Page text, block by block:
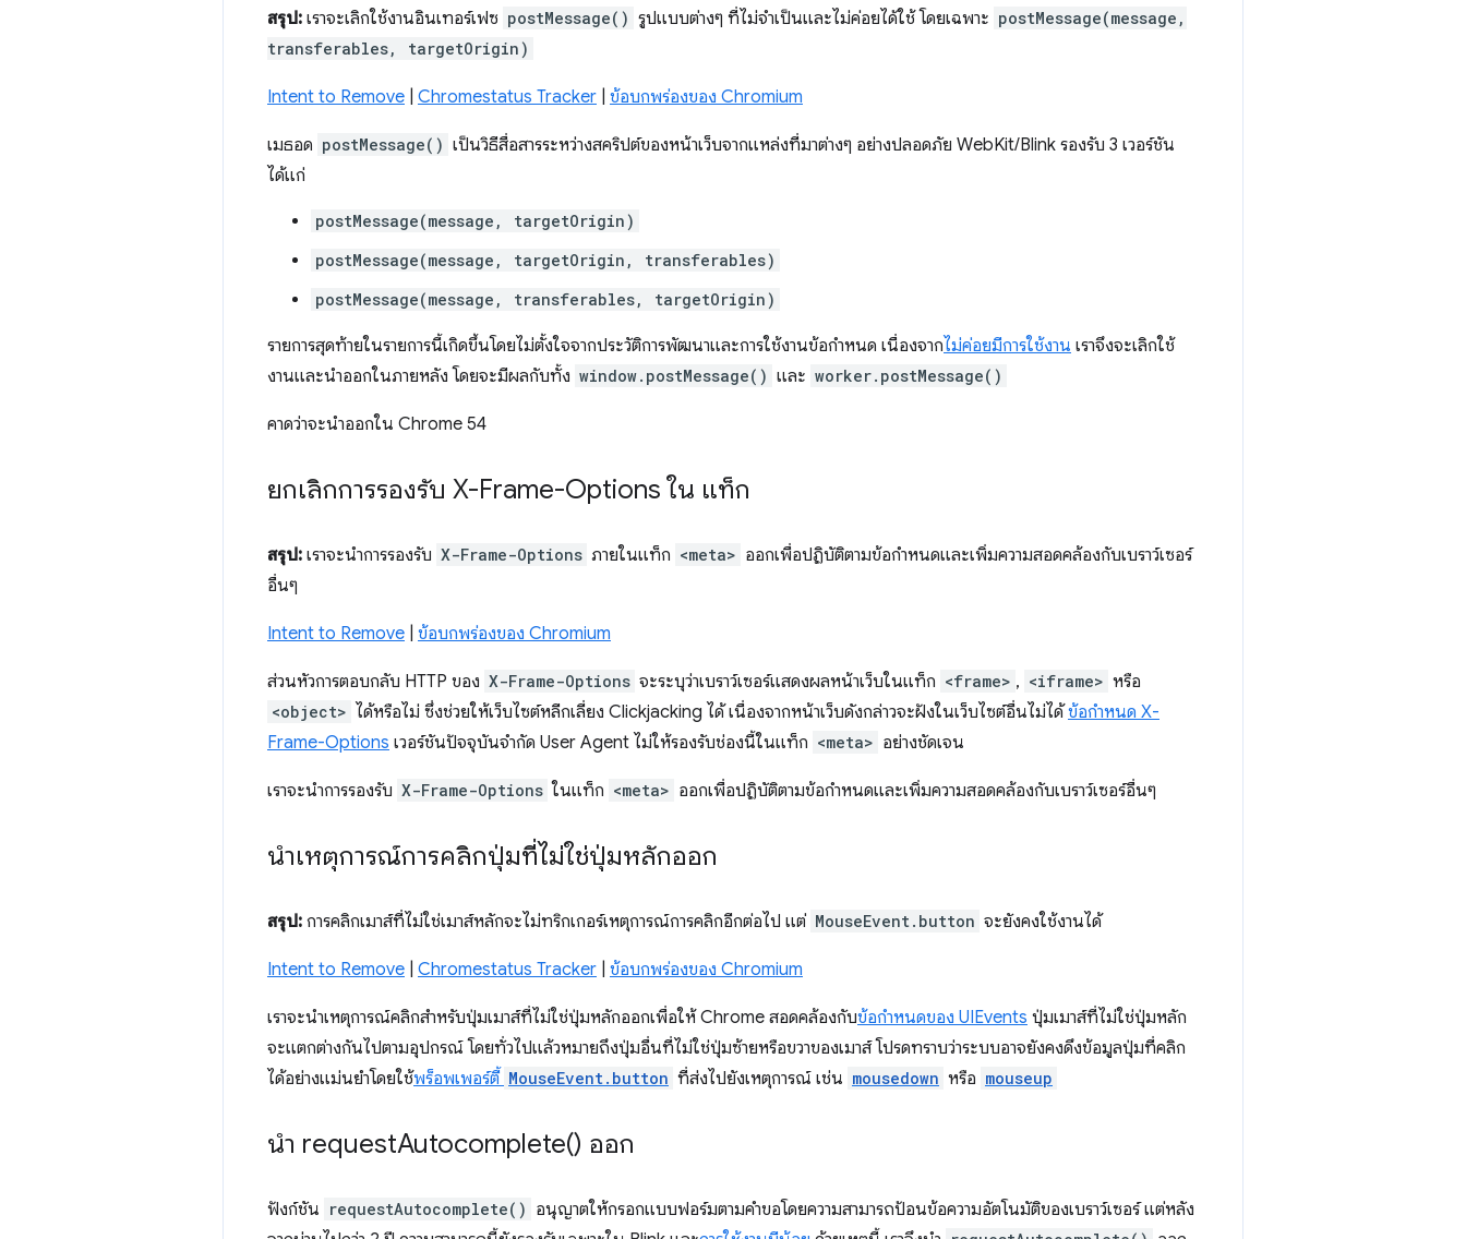
สรุป: เราจะเลิกใช้งานอินเทอร์เฟซ postMessage() รูปแบบต่างๆ ที่ไม่จำเป็นและไม่ค่อยได้ใช้ โดยเฉพาะ postMessage(message,
transferables, targetOrigin)
Intent to Remove Chromestatus Tracker ข้อบกพร่องของ Chromium
เมธอด postMessage() เป็นวิธีสื่อสารระหว่างสคริปต์ของหน้าเว็บจากแหล่งที่มาต่างๆ อย่างปลอดภัย WebKit/Blink รองรับ 3 เวอร์ชัน
ได้แก่
postMessage(message, targetOrigin)
postMessage(message, targetOrigin, transferables)
postMessage(message, transferables, targetOrigin)
รายการสุดท้ายในรายการนี้เกิดขึ้นโดยไม่ตั้งใจจากประวัติการพัฒนาและการใช้งานข้อกำหนด เนื่องจากไม่ค่อยมีการใช้งาน เราจึงจะเลิกใช้
งานและนําออกในภายหลัง โดยจะมีผลกับทั้ง window.postMessage() และ worker.postMessage()
คาดว่าจะนำออกใน Chrome 54
ยกเลิกการรองรับ X-Frame-Options ใน แท็ก
สรุป: เราจะนําการรองรับ X-Frame-Options ภายในแท็ก <meta> ออกเพื่อปฏิบัติตามข้อกําหนดและเพิ่มความสอดคล้องกับเบราว์เซอร์
อื่นๆ
Intent to Remove ข้อบกพร่องของ Chromium
ส่วนหัวการตอบกลับ HTTP ของ X-Frame-Options จะระบุว่าเบราว์เซอร์แสดงผลหน้าเว็บในแท็ก <frame> , <iframe> หรือ
<object> ได้หรือไม่ ซึ่งช่วยให้เว็บไซต์หลีกเลี่ยง Clickjacking ได้ เนื่องจากหน้าเว็บดังกล่าวจะฝังในเว็บไซต์อื่นไม่ได้ข้อกำหนด X-
Frame-Options เวอร์ชันปัจจุบันจำกัด User Agent ไม่ให้รองรับช่องนี้ในแท็ก <meta> อย่างชัดเจน
เราจะนําการรองรับ X-Frame-Options ในแท็ก <meta> ออกเพื่อปฏิบัติตามข้อกําหนดและเพิ่มความสอดคล้องกับเบราว์เซอร์อื่นๆ
นําเหตุการณ์การคลิกปุ่มที่ไม่ใช่ปุ่มหลักออก
สรุป: การคลิกเมาส์ที่ไม่ใช่เมาส์หลักจะไม่ทริกเกอร์เหตุการณ์การคลิกอีกต่อไป แต่ MouseEvent.button จะยังคงใช้งานได้
Intent to Remove Chromestatus Tracker ข้อบกพร่องของ Chromium
เราจะนําเหตุการณ์คลิกสําหรับปุ่มเมาส์ที่ไม่ใช่ปุ่มหลักออกเพื่อให้ Chrome สอดคล้องกับข้อกําหนดของ UIEvents ปุ่มเมาส์ที่ไม่ใช่ปุ่มหลัก
จะแตกต่างกันไปตามอุปกรณ์ โดยทั่วไปแล้วหมายถึงปุ่มอื่นที่ไม่ใช่ปุ่มซ้ายหรือขวาของเมาส์ โปรดทราบว่าระบบอาจยังคงดึงข้อมูลปุ่มที่คลิก
ได้อย่างแม่นยำโดยใช้พร็อพเพอร์ตี้ MouseEvent.button ที่ส่งไปยังเหตุการณ์ เช่น mousedown หรือ mouseup
นำ requestAutocomplete() ออก
ฟังก์ชัน requestAutocomplete() อนุญาตให้กรอกแบบฟอร์มตามคําขอโดยความสามารถป้อนข้อความอัตโนมัติของเบราว์เซอร์ แต่หลัง